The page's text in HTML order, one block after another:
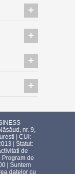
nr. 9,
| CUI:
| Statut:
de
Program de
| Suntem
datelor cu